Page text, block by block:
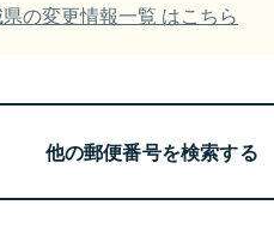
の変更情報一覧 はこちら
他の郵便番号を検索する